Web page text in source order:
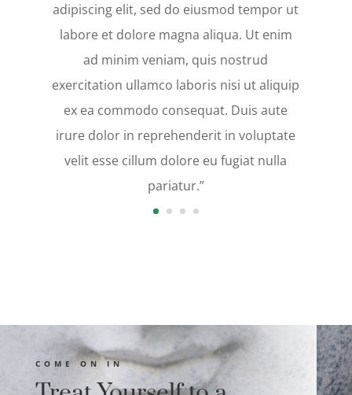
adipiscing elit, sed do eiusmod tempor ut
labore et dolore magna aliqua. Ut enim
ad minim veniam, quis nostrud
exercitation ullamco laboris nisi ut aliquip
ex ea commodo consequat. Duis aute
irure dolor in reprehenderit in voluptate
velit esse cillum dolore eu fugiat nulla
pariatur.”
adipiscing elit, sed do eiusmod tempor ut
labore et dolore magna aliqua. Ut enim
ad minim veniam, quis nostrud
exercitation ullamco laboris nisi ut aliquip
ex ea commodo consequat. Duis aute
irure dolor in reprehenderit in voluptate
velit esse cillum dolore eu fugiat nulla
pariatur.”
COME ON IN